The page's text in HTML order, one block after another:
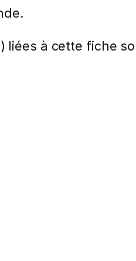
liées à cette fiche